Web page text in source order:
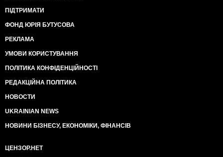
ПІДТРИМАТИ
ФОНД ЮРІЯ БУТУСОВА
РЕКЛАМА
УМОВИ КОРИСТУВАННЯ
ПОЛІТИКА КОНФІДЕНЦІЙНОСТІ
РЕДАКЦІЙНА ПОЛІТИКА
НОВОСТИ
UKRAINIAN NEWS
НОВИНИ БІЗНЕСУ, ЕКОНОМІКИ, ФІНАНСІВ
ЦЕНЗОР.НЕТ